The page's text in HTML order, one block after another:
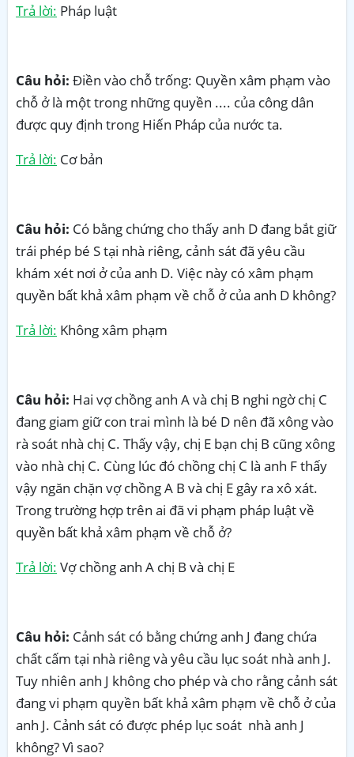
Trả lời: Pháp luật
Câu hỏi: Điền vào chỗ trống: Quyền xâm phạm vào
chỗ ở là một trong những quyền .... của công dân
được quy định trong Hiến Pháp của nước ta.
Trả lời: Cơ bản
Câu hỏi: Có bằng chứng cho thấy anh D đang bắt giữ
trái phép bé S tại nhà riêng, cảnh sát đã yêu cầu
khám xét nơi ở của anh D. Việc này có xâm phạm
quyền bất khả xâm phạm về chỗ ở của anh D không?
Trả lời: Không xâm phạm
Câu hỏi: Hai vợ chồng anh A và chị B nghi ngờ chị C
đang giam giữ con trai mình là bé D nên đã xông vào
rà soát nhà chị C. Thấy vậy, chị E bạn chị B cũng xông
vào nhà chị C. Cùng lúc đó chồng chị C là anh F thấy
vậy ngăn chặn vợ chồng A B và chị E gây ra xô xát.
Trong trường hợp trên ai đã vi phạm pháp luật về
quyền bất khả xâm phạm về chỗ ở?
Trả lời: Vợ chồng anh A chị B và chị E
Câu hỏi: Cảnh sát có bằng chứng anh J đang chứa
chất cấm tại nhà riêng và yêu cầu lục soát nhà anh J.
Tuy nhiên anh J không cho phép và cho rằng cảnh sát
đang vi phạm quyền bất khả xâm phạm về chỗ ở của
anh J. Cảnh sát có được phép lục soát nhà anh J
không? Vì sao?